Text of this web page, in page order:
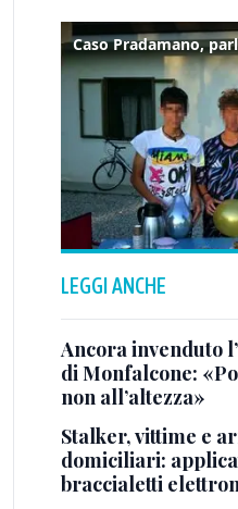
LEGGI ANCHE
Ancora invenduto
di Monfalcone:
non all’altezza»
Stalker, vittime e
domiciliari:
braccialetti